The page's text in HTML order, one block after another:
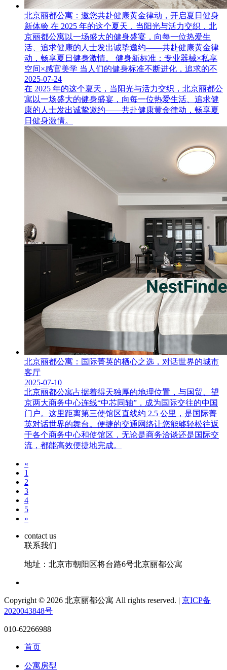
北京丽都公寓：邀您共赴健康黄金律动，开启夏日健身
新体验 在 2025 年的这个夏天，当阳光与活力交织，北
京丽都公寓以一场盛大的健身盛宴，向每一位热爱生
活、追求健康的人士发出诚挚邀约——共赴健康黄金律
动，畅享夏日健身激情。 健身新标准：专业器械×私享
空间×感官美学 当人们的健身标准不断进化，追求的不
2025-07-24
在 2025 年的这个夏天，当阳光与活力交织，北京丽都公
寓以一场盛大的健身盛宴，向每一位热爱生活、追求健
康的人士发出诚挚邀约——共赴健康黄金律动，畅享夏
日健身激情。
北京丽都公寓：国际菁英的栖心之选，对话世界的城市
客厅
2025-07-10
北京丽都公寓占据着得天独厚的地理位置，与国贸、望
京两大商务中心连线“中芯同轴”，成为国际交往的中国
门户。这里距离第三使馆区直线约 2.5 公里，是国际菁
英对话世界的舞台。便捷的交通网络让您能够轻松往返
于各个商务中心和使馆区，无论是商务洽谈还是国际交
流，都能高效便捷地完成。
«
1
2
3
4
5
»
contact us
联系我们
地址：北京市朝阳区将台路6号北京丽都公寓
Copyright © 2026 北京丽都公寓 All rights reserved. | 京ICP备
2020043848号
010-62266988
首页
公寓房型